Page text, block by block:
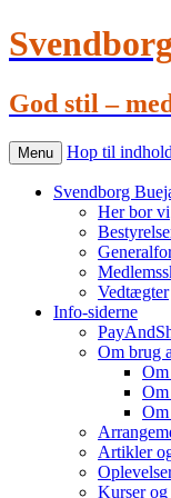
God stil –
Menu Hop til indhold
Svendborg
Her bor vi
Vedtægter
Info-siderne
Om brug
Om
Artikler
Kurser